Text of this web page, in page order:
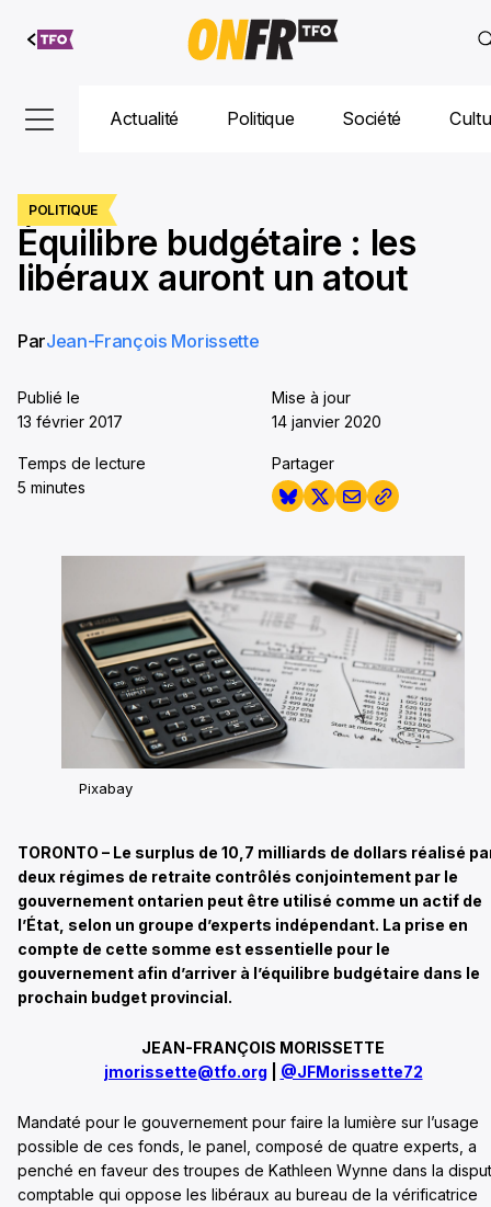
Aller au
contenu
Actualité Politique Société
POLITIQUE
Équilibre budgétaire : les
libéraux auront un atout
ParJean-François Morissette
Publié le
13 février 2017
Mise à jour
14 janvier 2020
Temps de lecture
5 minutes
Partager
Pixabay
TORONTO – Le surplus de 10,7 milliards de dollars réalisé
deux régimes de retraite contrôlés conjointement par le
gouvernement ontarien peut être utilisé comme un actif de
l’État, selon un groupe d’experts indépendant. La prise en
compte de cette somme est essentielle pour le
gouvernement afin d’arriver à l’équilibre budgétaire dans le
prochain budget provincial.
JEAN-FRANÇOIS MORISSETTE
jmorissette@tfo.org
@JFMorissette72
Mandaté pour le gouvernement pour faire la lumière sur l’usage
possible de ces fonds, le panel, composé de quatre experts, a
penché en faveur des troupes de Kathleen Wynne dans la
comptable qui oppose les libéraux au bureau de la vérificatrice